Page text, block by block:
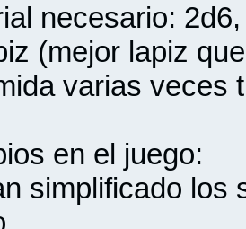
necesario:
(mejor lapiz
varias veces
en el juego:
simplificado los